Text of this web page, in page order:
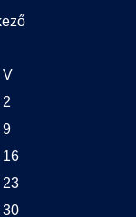
V
2
9
16
23
30